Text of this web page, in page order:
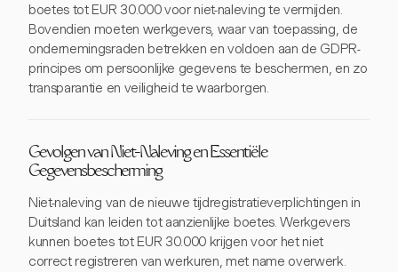
boetes tot EUR 30.000 voor niet-naleving te vermijden.
Bovendien moeten werkgevers, waar van toepassing, de
ondernemingsraden betrekken en voldoen aan de GDPR-
principes om persoonlijke gegevens te beschermen, en zo
transparantie en veiligheid te waarborgen.
Gevolgen van Niet-Naleving en Essentiële
Gegevensbescherming
Niet-naleving van de nieuwe tijdregistratieverplichtingen in
Duitsland kan leiden tot aanzienlijke boetes. Werkgevers
kunnen boetes tot EUR 30.000 krijgen voor het niet
correct registreren van werkuren, met name overwerk.